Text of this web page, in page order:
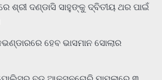
ଶ୍ରୀ ଦଣ୍ଡାସି ସାହୁଙ୍କୁ ଦ୍ବିତୀୟ ଥର ପାଇଁ
ହେବ ଭାସମାନ ସୋଲାର